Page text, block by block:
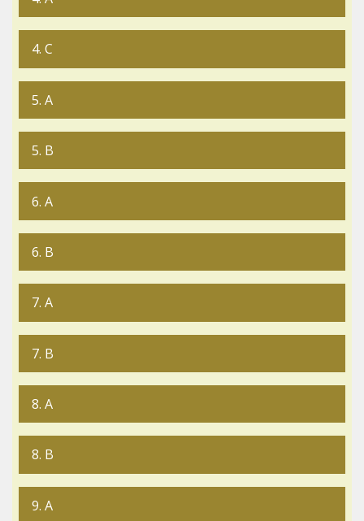
4. C
5. A
5. B
6. A
6. B
7. A
7. B
8. A
8. B
9. A